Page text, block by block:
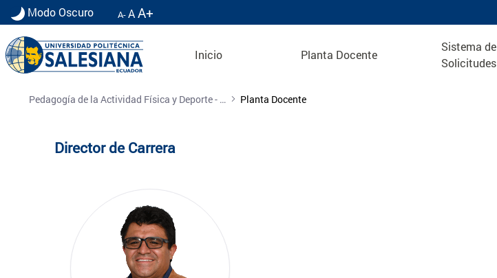
Modo Oscuro A-AA+
Inicio Planta Docente
Sistema de
Solicitudes
Planta Docente Pedagogía de la Actividad Física y Deporte - Cuenca Planta Docente
Director de Carrera